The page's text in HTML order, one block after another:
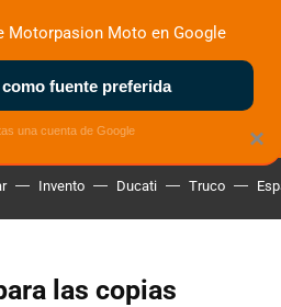
MOTOS ELÉCTRICAS
Invento Ducati Truco
las copias
×
Motorpasion Moto en Google
fuente preferida
una cuenta de Google